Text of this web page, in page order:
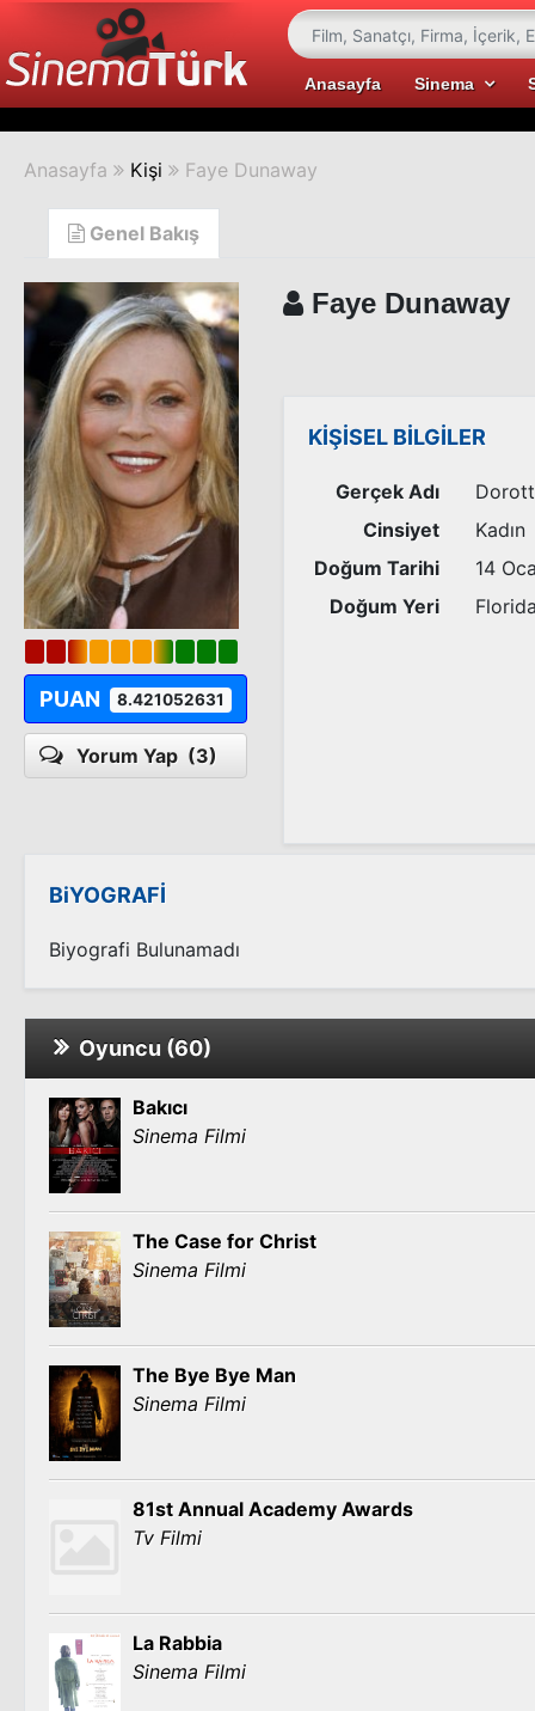
Anasayfa Sinema
Anasayfa Kişi Faye Dunaway
Genel Bakış
PUAN 8.421052631
Yorum Yap (3)
Faye Dunaway
KİŞİSEL BİLGİLER
Gerçek Adı
Cinsiyet
Kadın
Doğum Tarihi
14
Doğum Yeri
BiYOGRAFİ
Biyografi Bulunamadı
Oyuncu (60)
Bakıcı
Sinema Filmi
The Case for Christ
Sinema Filmi
The Bye Bye Man
Sinema Filmi
81st Annual Academy Awards
Tv Filmi
La Rabbia
Sinema Filmi